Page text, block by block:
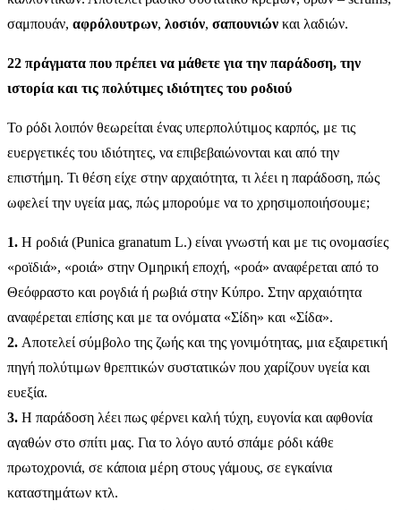
σαμπουάν, αφρόλουτρων, λοσιόν, σαπουνιών και λαδιών.
22 πράγματα που πρέπει να μάθετε για την παράδοση, την
ιστορία και τις πολύτιμες ιδιότητες του ροδιού
Το ρόδι λοιπόν θεωρείται ένας υπερπολύτιμος καρπός, με τις
ευεργετικές του ιδιότητες, να επιβεβαιώνονται και από την
επιστήμη. Τι θέση είχε στην αρχαιότητα, τι λέει η παράδοση, πώς
ωφελεί την υγεία μας, πώς μπορούμε να το χρησιμοποιήσουμε;
1. Η ροδιά (Punica granatum L.) είναι γνωστή και με τις ονομασίες
«ροϊδιά», «ροιά» στην Ομηρική εποχή, «ροά» αναφέρεται από το
Θεόφραστο και ρογδιά ή ρωβιά στην Κύπρο. Στην αρχαιότητα
αναφέρεται επίσης και με τα ονόματα «Σίδη» και «Σίδα».
2. Αποτελεί σύμβολο της ζωής και της γονιμότητας, μια εξαιρετική
πηγή πολύτιμων θρεπτικών συστατικών που χαρίζουν υγεία και
ευεξία.
3. Η παράδοση λέει πως φέρνει καλή τύχη, ευγονία και αφθονία
αγαθών στο σπίτι μας. Για το λόγο αυτό σπάμε ρόδι κάθε
πρωτοχρονιά, σε κάποια μέρη στους γάμους, σε εγκαίνια
καταστημάτων κτλ.